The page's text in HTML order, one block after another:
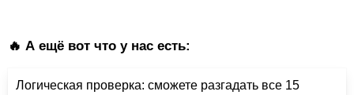
🔥 А ещё вот что у нас есть:
Логическая проверка: сможете разгадать все 15